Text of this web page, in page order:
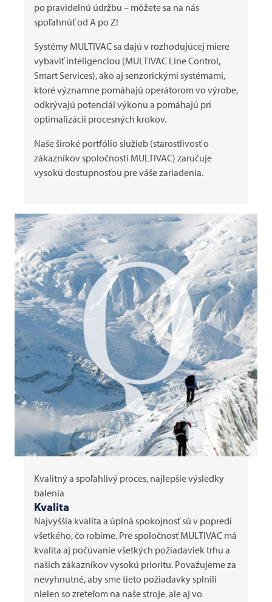
po pravidelnú údržbu – môžete sa na nás
spoľahnúť od A po Z!
Systémy MULTIVAC sa dajú v rozhodujúcej miere
vybaviť inteligenciou (MULTIVAC Line Control,
Smart Services), ako aj senzorickými systémami,
ktoré významne pomáhajú operátorom vo výrobe,
odkrývajú potenciál výkonu a pomáhajú pri
optimalizácii procesných krokov.
Naše široké portfólio služieb (starostlivosť o
zákazníkov spoločnosti MULTIVAC) zaručuje
vysokú dostupnosťou pre váše zariadenia.
Kvalitný a spoľahlivý proces, najlepšie výsledky
balenia
Kvalita
Najvyššia kvalita a úplná spokojnosť sú v popredí
všetkého, čo robíme. Pre spoločnosťMULTIVAC má
kvalita aj počúvanie všetkých požiadaviek trhu a
našich zákazníkov vysokú prioritu. Považujeme za
nevyhnutné, aby sme tieto požiadavky splnili
nielen so zreteľom na naše stroje, ale aj vo